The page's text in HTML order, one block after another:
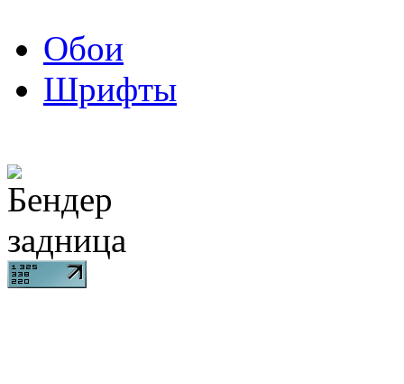
Обои
Шрифты